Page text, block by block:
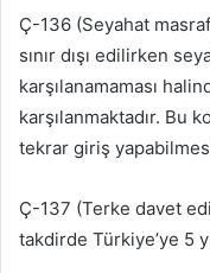
Ç-136 (Seyahat
sınır dışı edilirken
karşılanamaması
karşılanmaktadır. Bu
tekrar giriş
Ç-137 (Terke davet
takdirde Türkiye’ye 5